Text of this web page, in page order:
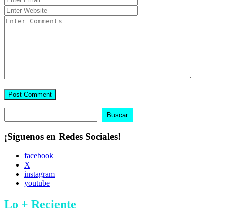
Buscar
¡Síguenos en Redes Sociales!
facebook
X
instagram
youtube
Lo + Reciente